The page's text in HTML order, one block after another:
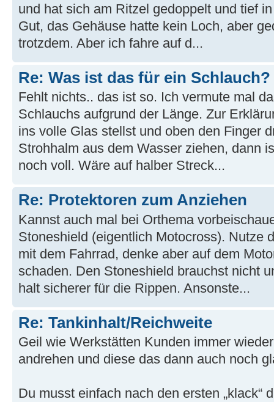
und hat sich am Ritzel gedoppelt und tief
Gut, das Gehäuse hatte kein Loch, aber
trotzdem. Aber ich fahre auf d...
Re: Was ist das für ein
Fehlt nichts.. das ist so. Ich vermute mal
Schlauchs aufgrund der Länge. Zur
ins volle Glas stellst und oben den Finger
Strohhalm aus dem Wasser ziehen, dann
noch voll. Wäre auf halber Streck...
Re: Protektoren zum Anziehen
Kannst auch mal bei Orthema
Stoneshield (eigentlich Motocross). Nutze
mit dem Fahrrad, denke aber auf dem
schaden. Den Stoneshield brauchst nicht
halt sicherer für die Rippen. Ansonste...
Re: Tankinhalt/Reichweite
Geil wie Werkstätten Kunden immer
andrehen und diese das dann auch noch
Du musst einfach nach den ersten „klack“